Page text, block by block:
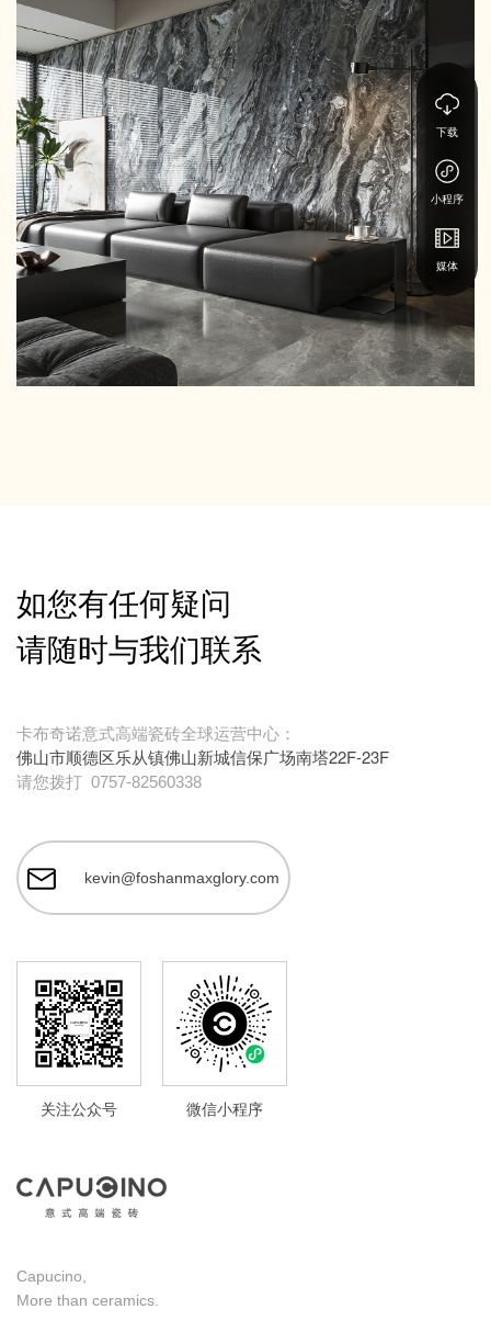
如您有任何疑问
请随时与我们联系
卡布奇诺意式高端瓷砖全球运营中心：
佛山市顺德区乐从镇佛山新城信保广场南塔22F-23F
请您拨打 0757-82560338
kevin@foshanmaxglory.com
关注公众号 微信小程序
Capucino,
More than ceramics.
下载
小程序
媒体